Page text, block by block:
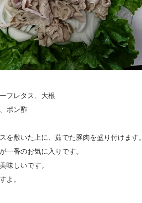
フレタス、大根
ポン酢
を敷いた上に、茹でた豚肉を盛り付けます。
一番のお気に入りです。
味しいです。
よ。